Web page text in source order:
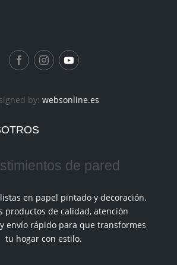
by:websonline.es
de pared
en papel pintado y decoración.
productos de calidad, atención
envío rápido para que transformes
tu hogar con estilo.